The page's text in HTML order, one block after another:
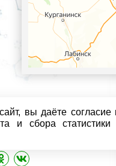
вы даёте
и сбора